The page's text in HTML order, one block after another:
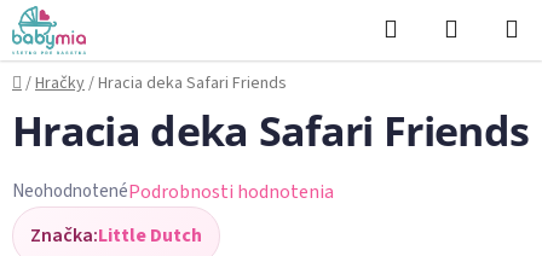
Prejsť
na
obsah
Hľadať
KOŠÍK
Domov
/Hračky/Hracia deka Safari Friends
Hracia deka Safari Friends
Priemerné
hodnotenie
NeohodnotenéPodrobnosti hodnotenia
Značka:Little Dutch